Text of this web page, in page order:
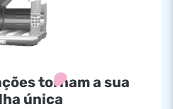
tornam a sua
única